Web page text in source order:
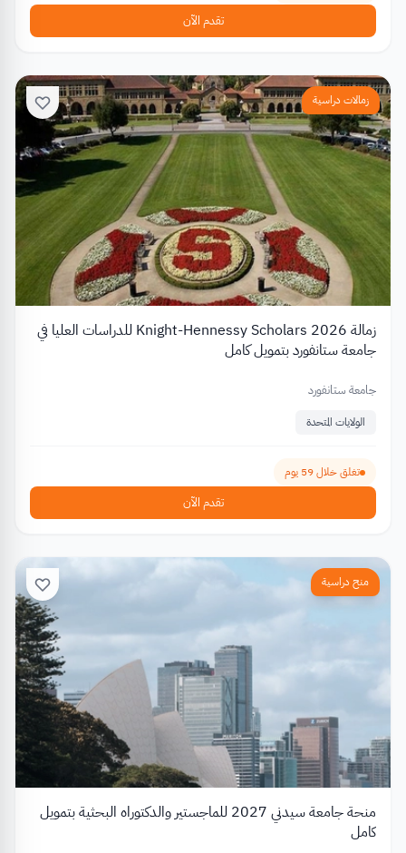
تقدم الآن
زمالات دراسية
زمالة Knight-Hennessy Scholars 2026 للدراسات العليا في
جامعة ستانفورد بتمويل كامل
جامعة ستانفورد
الولايات المتحدة
تغلق خلال 59 يوم
تقدم الآن
منح دراسية
منحة جامعة سيدني 2027 للماجستير والدكتوراه البحثية بتمويل
كامل